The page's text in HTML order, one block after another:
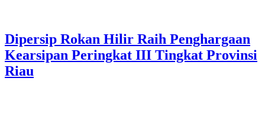
Dipersip Rokan Hilir Raih Penghargaan
Kearsipan Peringkat III Tingkat Provinsi
Riau